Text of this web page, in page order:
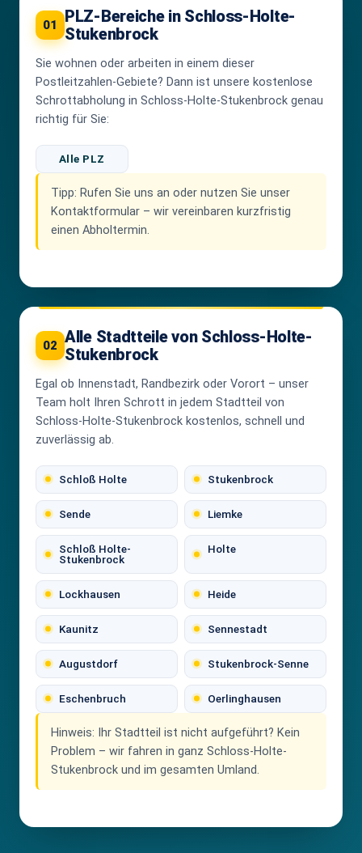
01
PLZ-Bereiche in Schloss-Holte-
Stukenbrock
Sie wohnen oder arbeiten in einem dieser
Postleitzahlen-Gebiete? Dann ist unsere kostenlose
Schrottabholung in Schloss-Holte-Stukenbrock genau
richtig für Sie:
Alle PLZ
Tipp: Rufen Sie uns an oder nutzen Sie unser
Kontaktformular – wir vereinbaren kurzfristig
einen Abholtermin.
02 Alle Stadtteile von Schloss-Holte-
Stukenbrock
Egal ob Innenstadt, Randbezirk oder Vorort – unser
Team holt Ihren Schrott in jedem Stadtteil von
Schloss-Holte-Stukenbrock kostenlos, schnell und
zuverlässig ab.
Schloß Holte Stukenbrock
Sende Liemke
Schloß Holte-
Stukenbrock
Holte
Lockhausen Heide
Kaunitz Sennestadt
Augustdorf Stukenbrock-Senne
Eschenbruch Oerlinghausen
Hinweis: Ihr Stadtteil ist nicht aufgeführt? Kein
Problem – wir fahren in ganz Schloss-Holte-
Stukenbrock und im gesamten Umland.